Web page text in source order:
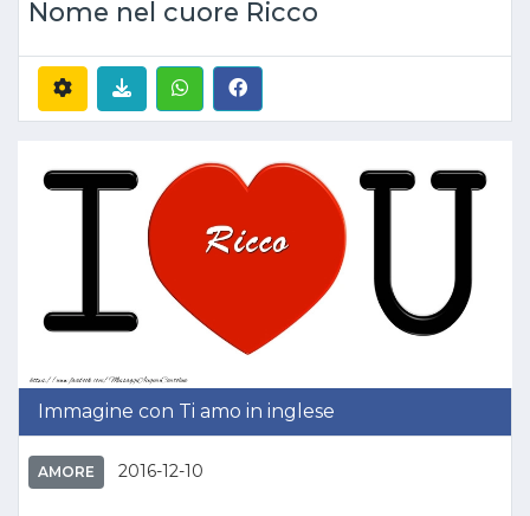
Nome nel cuore Ricco
Immagine con Ti amo in inglese
AMORE 2016-12-10